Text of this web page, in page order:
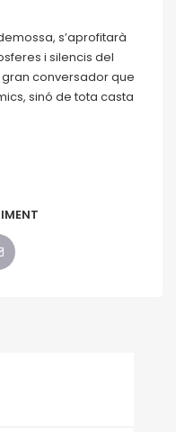
s’aprofitarà
i silencis del
conversador que
sinó de tota casta